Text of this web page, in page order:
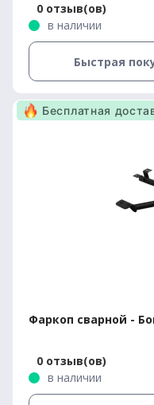
0 отзыв(ов)
в наличии
Быстрая
Фаркоп сварной -
0 отзыв(ов)
в наличии
Бесплатная